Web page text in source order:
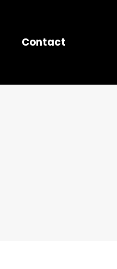
Contact